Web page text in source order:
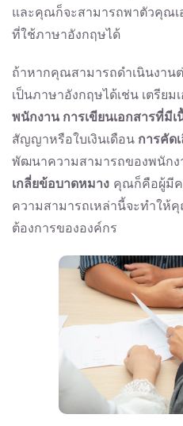
และคุณก็จะสามารถพาตัวคุณเ
ที่ใช้ภาษาอังกฤษได้
ถ้าหากคุณสามารถดำเนินงาน
เป็นภาษาอังกฤษได้เช่น เตรียม
พนักงาน การเขียนเอกสารที่มี
สัญญาหรือใบเงินเดือน การคัด
พัฒนาความสามารถของพนัก
เกลี่ยข้อบาดหมาง คุณก็คือผู้มีค
ความสามารถเหล่านี้จะทำให้
ต้องการขององค์กร